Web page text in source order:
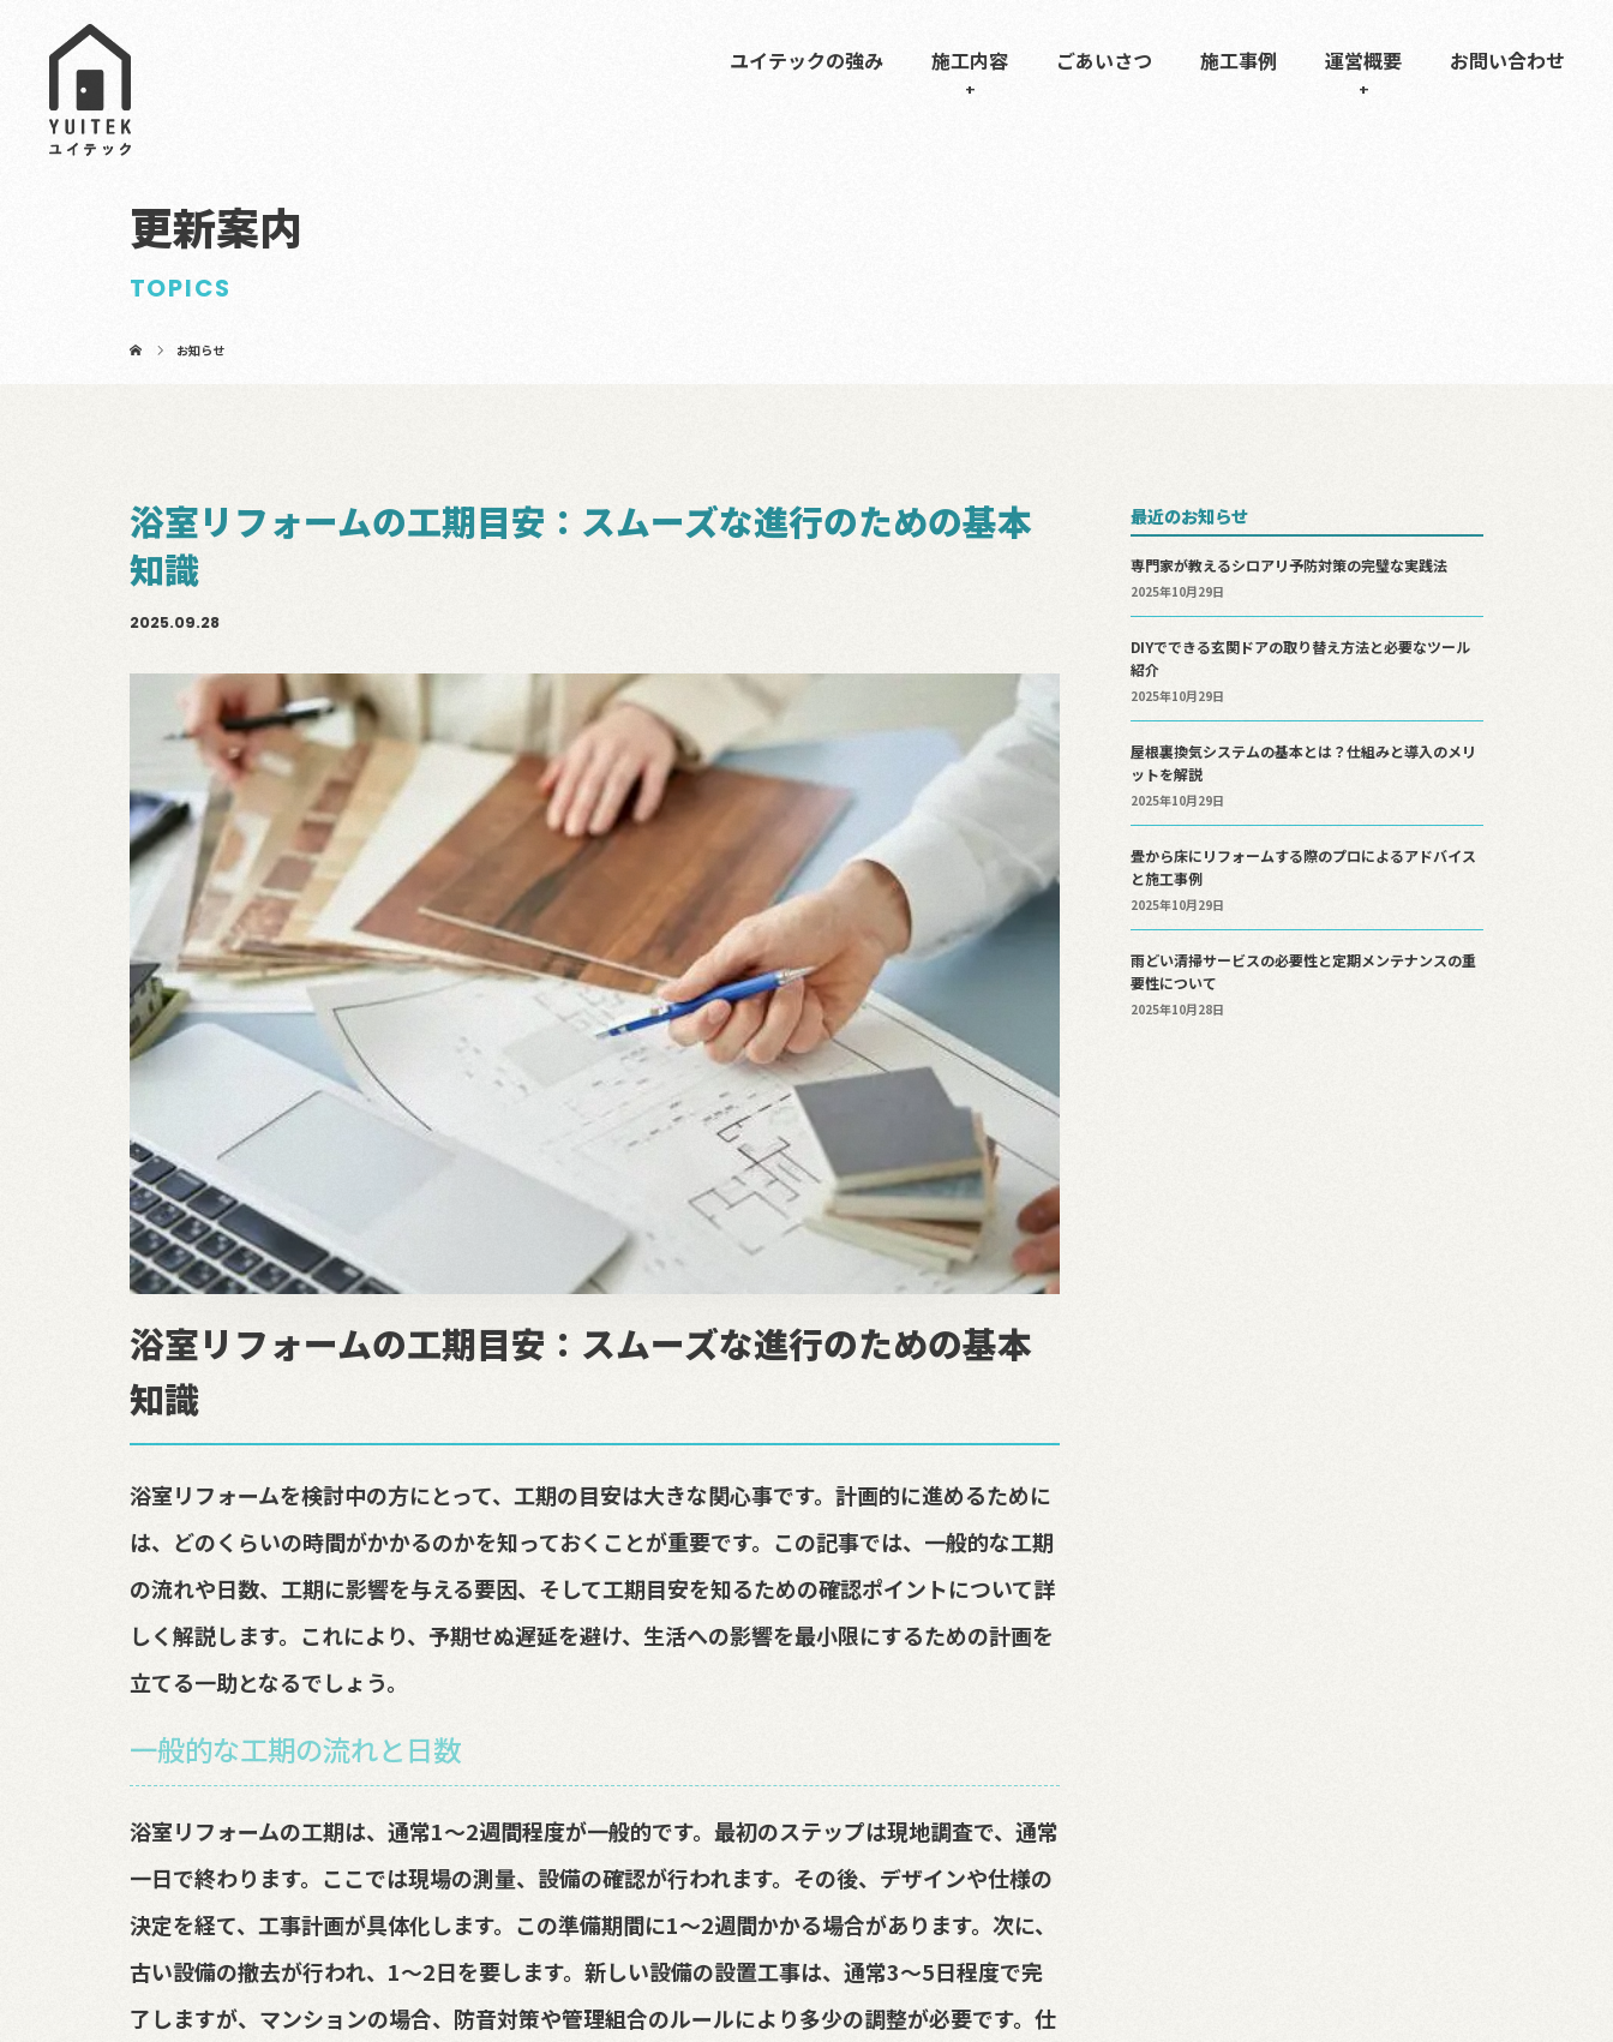
ユイテックの強み 施工内容 ごあいさつ 施工事例 運営概要 お問い合わせ
更新案内
TOPICS
お知らせ
浴室リフォームの工期目安：スムーズな進行のための基本
知識
2025.09.28
浴室リフォームの工期目安：スムーズな進行のための基本
知識
浴室リフォームを検討中の方にとって、工期の目安は大きな関心事です。計画的に進めるために
は、どのくらいの時間がかかるのかを知っておくことが重要です。この記事では、一般的な工期
の流れや日数、工期に影響を与える要因、そして工期目安を知るための確認ポイントについて詳
しく解説します。これにより、予期せぬ遅延を避け、生活への影響を最小限にするための計画を
立てる一助となるでしょう。
一般的な工期の流れと日数
浴室リフォームの工期は、通常1～2週間程度が一般的です。最初のステップは現地調査で、通常
一日で終わります。ここでは現場の測量、設備の確認が行われます。その後、デザインや仕様の
決定を経て、工事計画が具体化します。この準備期間に1～2週間かかる場合があります。次に、
古い設備の撤去が行われ、1～2日を要します。新しい設備の設置工事は、通常3～5日程度で完
了しますが、マンションの場合、防音対策や管理組合のルールにより多少の調整が必要です。仕
最近のお知らせ
専門家が教えるシロアリ予防対策の完璧な実践法
2025年10月29日
DIYでできる玄関ドアの取り替え方法と必要なツール
紹介
2025年10月29日
屋根裏換気システムの基本とは？仕組みと導入のメリ
ットを解説
2025年10月29日
畳から床にリフォームする際のプロによるアドバイス
と施工事例
2025年10月29日
雨どい清掃サービスの必要性と定期メンテナンスの重
要性について
2025年10月28日